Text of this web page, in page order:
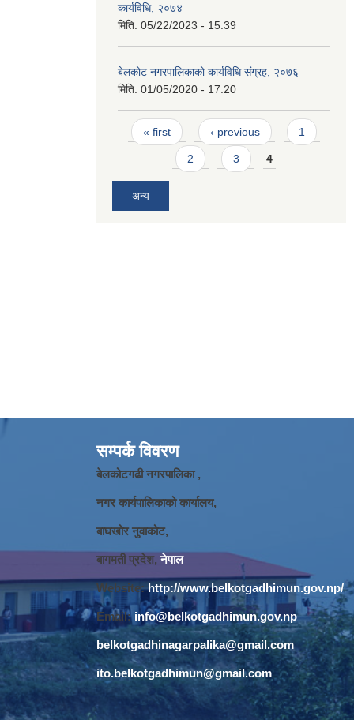
कार्यविधि, २०७४
मिति: 05/22/2023 - 15:39
बेलकोट नगरपालिकाको कार्यविधि संग्रह, २०७६
मिति: 01/05/2020 - 17:20
Pages
« first ‹ previous 1
2 3 4
अन्य
सम्पर्क विवरण
बेलकोटगढी नगरपालिका ,
नगर कार्यपालिकाको कार्यालय,
बाघखोर नुवाकोट,
बागमती प्रदेश, नेपाल
Website:http://www.belkotgadhimun.gov.np/
Email: info@belkotgadhimun.gov.np
belkotgadhinagarpalika@gmail.com
ito.belkotgadhimun@gmail.com